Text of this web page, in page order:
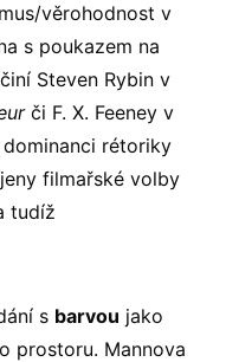
věrohodnost v
s poukazem na
Steven Rybin v
či F. X. Feeney v
dominanci rétoriky
filmařské volby
tudíž
s barvou jako
prostoru. Mannova